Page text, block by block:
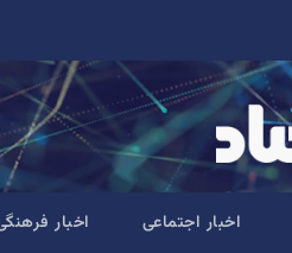
اخبار اجتماعی اخبار